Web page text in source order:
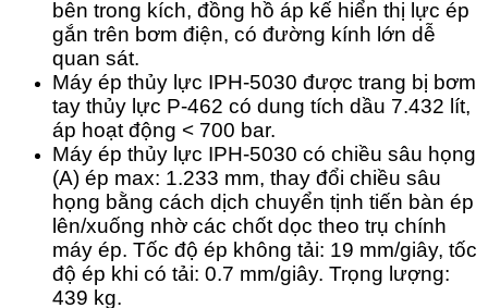
bên trong kích, đồng hồ áp kế hiển thị lực ép
gắn trên bơm điện, có đường kính lớn dễ
quan sát.
Máy ép thủy lực IPH-5030 được trang bị bơm
tay thủy lực P-462 có dung tích dầu 7.432 lít,
áp hoạt động < 700 bar.
Máy ép thủy lực IPH-5030 có chiều sâu họng
(A) ép max: 1.233 mm, thay đổi chiều sâu
họng bằng cách dịch chuyển tịnh tiến bàn ép
lên/xuống nhờ các chốt dọc theo trụ chính
máy ép. Tốc độ ép không tải: 19 mm/giây, tốc
độ ép khi có tải: 0.7 mm/giây. Trọng lượng:
439 kg.